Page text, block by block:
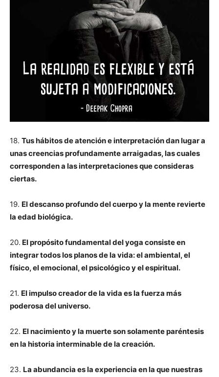
18. Tus hábitos de atención e interpretación dan lugar a
unas creencias profundamente arraigadas, las cuales
corresponden a las interpretaciones que consideras
ciertas.
19. El descanso profundo del cuerpo y la mente revierte
la edad biológica.
20. El propósito fundamental del yoga consiste en
integrar todos los planos de la vida: el ambiental, el
físico, el emocional, el psicológico y el espiritual.
21. El impulso creador de la vida es la fuerza más
poderosa del universo.
22. El nacimiento y la muerte son solamente paréntesis
en la historia interminable de la creación.
23. La abundancia es la experiencia en la que nuestras